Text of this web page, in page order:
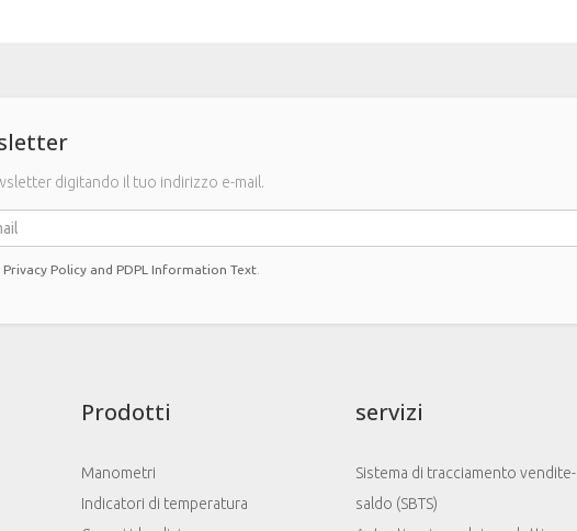
digitando il tuo indirizzo e-mail.
Privacy Policy and PDPL Information Text
Prodotti
Manometri
Indicatori di temperatura
servizi
Sistema di tracciamento vendite-
saldo (SBTS)